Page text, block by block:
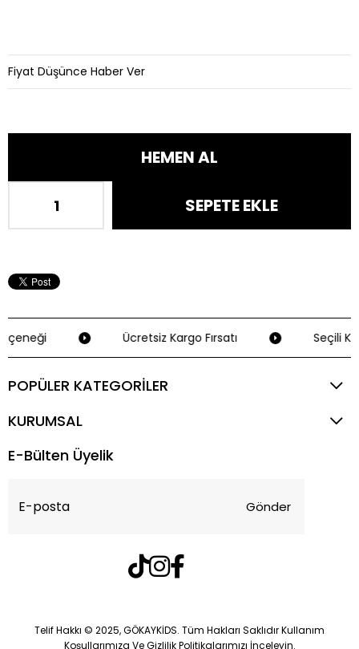
Fiyat Düşünce Haber Ver
Ücretsiz Kargo Fırsatı Seçili
POPÜLER KATEGORİLER
KURUMSAL
E-Bülten Üyelik
Gönder
Telif Hakkı © 2025, GÖKAYKİDS. Tüm Hakları Saklıdır Kullanım
Koşullarımıza Ve Gizlilik Politikalarımızı İnceleyin.